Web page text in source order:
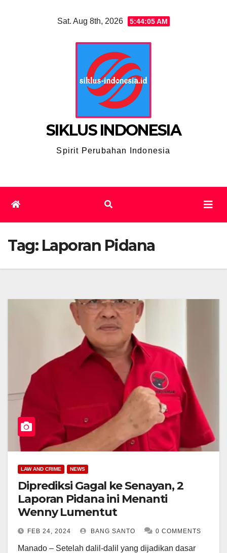
Sat. Aug 8th, 2026 5:44:06 AM
SIKLUS INDONESIA
Spirit Perubahan Indonesia
Tag: Laporan Pidana
LAW AND CRIME NEWS
Diprediksi Gagal ke Senayan, 2
Laporan Pidana ini Menanti
Wenny Lumentut
FEB 24, 2024 BANG SANTO 0 COMMENTS
Manado – Setelah dalil-dalil yang dijadikan dasar